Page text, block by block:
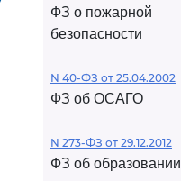
ФЗ о пожарной
безопасности
N 40-ФЗ от 25.04.2002
ФЗ об ОСАГО
N 273-ФЗ от 29.12.2012
ФЗ об образовании